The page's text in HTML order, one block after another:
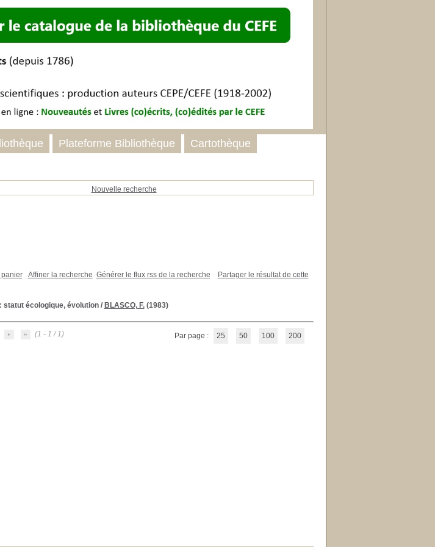
Nouvelle recherche
Affiner la recherche Générer le flux rss de la recherche
Partager le résultat de cette
statut écologique, évolution/ BLASCO, F.(1983)
(1 - 1 / 1) Par page : 25 50 100 200
Plateforme Bibliothèque Cartothèque